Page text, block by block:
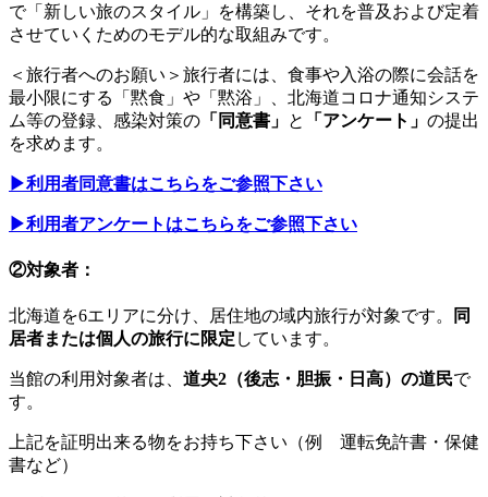
で「新しい旅のスタイル」を構築し、それを普及および定着
させていくためのモデル的な取組みです。
＜旅行者へのお願い＞旅行者には、食事や入浴の際に会話を
最小限にする「黙食」や「黙浴」、北海道コロナ通知システ
ム等の登録、感染対策の 「同意書」 と 「アンケート」 の提出
を求めます。
▶︎利用者同意書はこちらをご参照下さい
▶︎利用者アンケートはこちらをご参照下さい
②対象者：
北海道を6エリアに分け、居住地の域内旅行が対象です。
同
居者または個人の旅行に限定 しています。
当館の利用対象者は、 道央2（後志・胆振・日高）の道民で
す。
上記を証明出来る物をお持ち下さい（例 運転免許書・保健
書など）